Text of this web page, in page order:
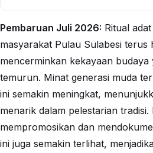
Pembaruan Juli 2026: Ritual
masyarakat Pulau Sulabesi terus
mencerminkan kekayaan
temurun. Minat generasi muda
ini semakin meningkat,
menarik dalam pelestarian
mempromosikan dan
ini juga semakin terlihat,